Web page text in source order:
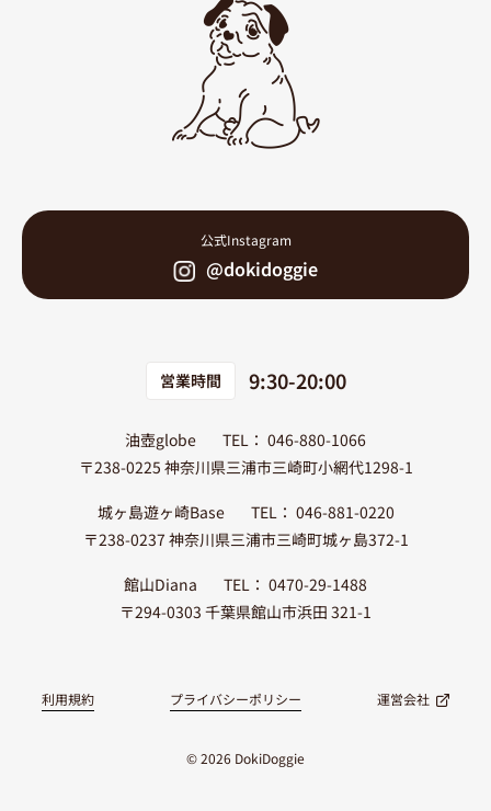
公式Instagram
@dokidoggie
営業時間 9:30-20:00
油壺globe
TEL： 046-880-1066
〒238-0225 神奈川県三浦市三崎町小網代1298-1
城ヶ島遊ヶ崎Base
TEL： 046-881-0220
〒238-0237 神奈川県三浦市三崎町城ヶ島372-1
館山Diana
TEL： 0470-29-1488
〒294-0303 千葉県館山市浜田 321-1
利用規約 プライバシーポリシー 運営会社
© 2026 DokiDoggie